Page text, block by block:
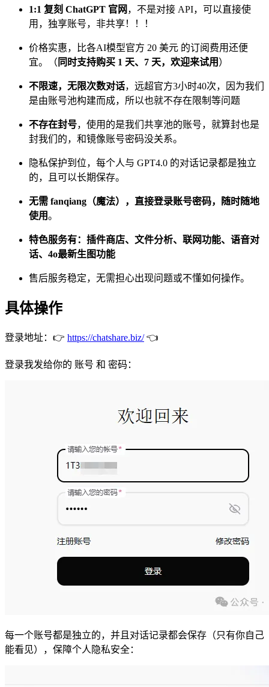
1:1 复刻 ChatGPT 官网 ，不是对接 API，可以直接使
用，独享账号，非共享！！！
价格实惠，比各AI模型官方 20 美元 的订阅费用还便
宜。（ 同时支持购买 1 天、7 天，欢迎来试用 ）
不限速，无限次数对话，远超官方3小时40次，因为我们
是由账号池构建而成，所以也就不存在限制等问题
不存在封号，使用的是我们共享池的账号，就算封也是
封我们的，和镜像账号密码没关系。
隐私保护到位，每个人与 GPT4.0 的对话记录都是独立
的，且可以长期保存。
无需 fanqiang（魔法），直接登录账号密码，随时随地
使用。
特色服务有：插件商店、文件分析、联网功能、语音对
话、4o最新生图功能
售后服务稳定，无需担心出现问题或不懂如何操作。
具体操作
登录地址：👉 https://chatshare.biz/👈
登录我发给你的 账号 和 密码：
每一个账号都是独立的，并且对话记录都会保存（只有你自己
能看见），保障个人隐私安全：